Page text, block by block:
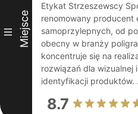
III Miejsce
Etykat Strzeszewscy
renomowany producent
samoprzylepnych, od
obecny w branży
koncentruje się na
rozwiązań dla wizualnej
identyfikacji produktów.
8.7